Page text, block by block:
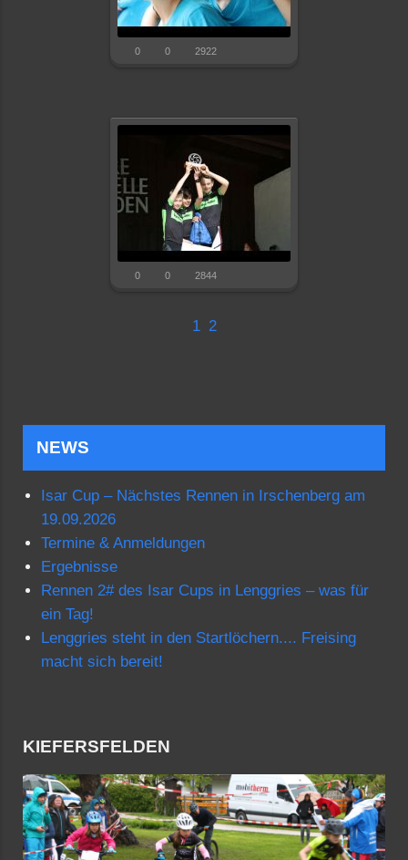
0 0 2922
0 0 2844
1 2
NEWS
Isar Cup – Nächstes Rennen in Irschenberg am
19.09.2026
Termine & Anmeldungen
Ergebnisse
Rennen 2# des Isar Cups in Lenggries – was für
ein Tag!
Lenggries steht in den Startlöchern.... Freising
macht sich bereit!
KIEFERSFELDEN